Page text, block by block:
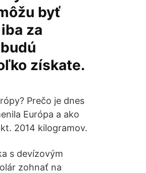
byť
za
získate.
Prečo je dnes
Európa a ako
2014 kilogramov.
s devízovým
zohnať na